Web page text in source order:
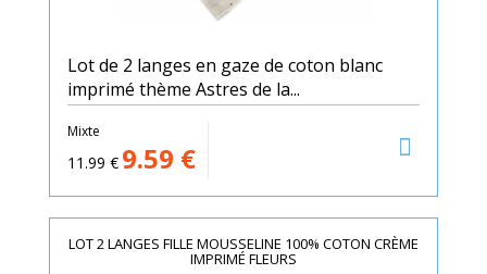
Lot de 2 langes en gaze de coton blanc
imprimé thème Astres de la...
Mixte
11.99 € 9.59 €
LOT 2 LANGES FILLE MOUSSELINE 100% COTON CRÈME
IMPRIMÉ FLEURS